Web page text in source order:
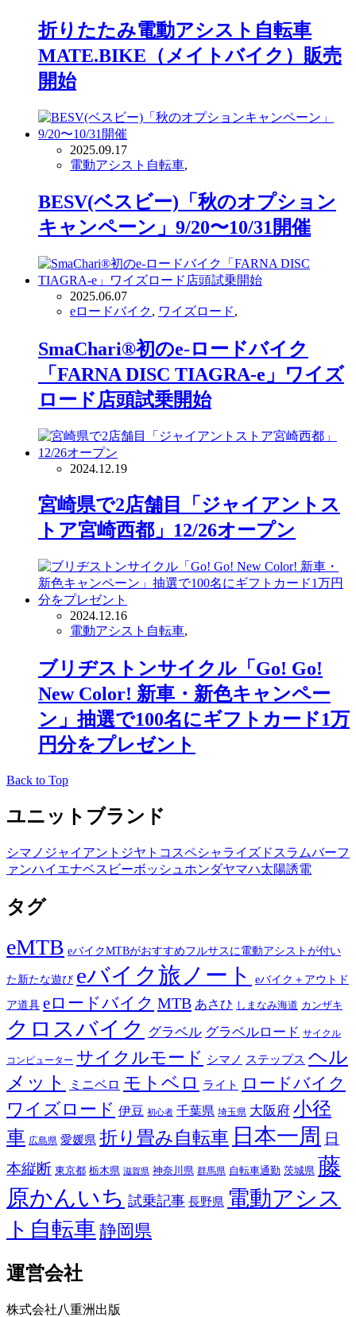
折りたたみ電動アシスト自転車
MATE.BIKE（メイトバイク）販売
開始
2025.09.17
電動アシスト自転車,
BESV(ベスビー)「秋のオプション
キャンペーン」9/20〜10/31開催
2025.06.07
eロードバイク, ワイズロード,
SmaChari®︎初のe-ロードバイク
「FARNA DISC TIAGRA-e」ワイズ
ロード店頭試乗開始
2024.12.19
宮崎県で2店舗目「ジャイアントス
トア宮崎西都」12/26オープン
2024.12.16
電動アシスト自転車,
ブリヂストンサイクル「Go! Go!
New Color! 新車・新色キャンペー
ン」抽選で100名にギフトカード1万
円分をプレゼント
Back to Top
ユニットブランド
シマノ ジャイアント ジヤトコ スペシャライズド スラムバーフ
ァンハイエナベスビーボッシュ ホンダヤマハ太陽誘電
タグ
eMTB eバイクMTBがおすすめフルサスに電動アシストが付い
た新たな遊び eバイク旅ノート
eバイク＋アウトド
ア道具 eロードバイク MTB あさひ しまなみ海道 カンザキ
クロスバイク グラベル グラベルロード サイクル
コンピューター サイクルモード シマノ ステップス ヘル
メット
ミニベロ モトベロ ライト
ロードバイク
ワイズロード 伊豆 初心者 千葉県 埼玉県 大阪府 小径
車 広島県 愛媛県 折り畳み自転車 日本一周
日
本縦断 東京都 栃木県 滋賀県 神奈川県 群馬県 自転車通勤 茨城県 藤
原かんいち 試乗記事 長野県 電動アシス
ト自転車 静岡県
運営会社
株式会社八重洲出版